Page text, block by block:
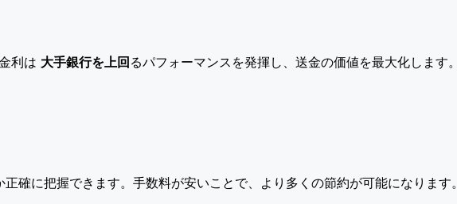
利は 大手銀行を上回るパフォーマンスを発揮し、送金の価値を最大化します。
確に把握できます。手数料が安いことで、より多くの節約が可能になります。